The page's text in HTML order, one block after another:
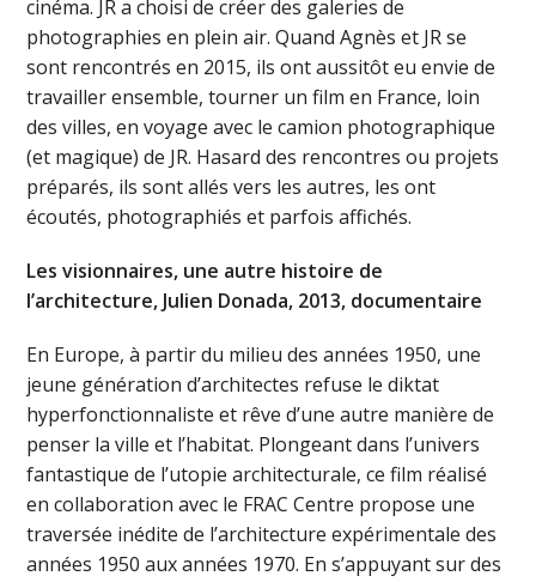
cinéma. JR a choisi de créer des galeries de
photographies en plein air. Quand Agnès et JR se
sont rencontrés en 2015, ils ont aussitôt eu envie de
travailler ensemble, tourner un film en France, loin
des villes, en voyage avec le camion photographique
(et magique) de JR. Hasard des rencontres ou projets
préparés, ils sont allés vers les autres, les ont
écoutés, photographiés et parfois affichés.
Les visionnaires, une autre histoire de
l’architecture, Julien Donada, 2013, documentaire
En Europe, à partir du milieu des années 1950, une
jeune génération d’architectes refuse le diktat
hyperfonctionnaliste et rêve d’une autre manière de
penser la ville et l’habitat. Plongeant dans l’univers
fantastique de l’utopie architecturale, ce film réalisé
en collaboration avec le FRAC Centre propose une
traversée inédite de l’architecture expérimentale des
années 1950 aux années 1970. En s’appuyant sur des